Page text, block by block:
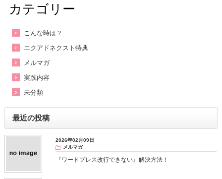
カテゴリー
こんな時は？
エクアドネクスト特典
メルマガ
実践内容
未分類
最近の投稿
2026年02月09日
メルマガ
『ワードプレス改行できない』解決方法！